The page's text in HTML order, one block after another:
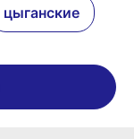
цыганские